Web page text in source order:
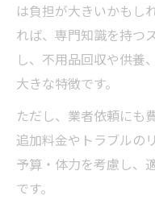
は負担が大きいかもし
れば、専門知識を持つ
し、不用品回収や供養
大きな特徴です。
ただし、業者依頼にも
追加料金やトラブルの
予算・体力を考慮し、
です。